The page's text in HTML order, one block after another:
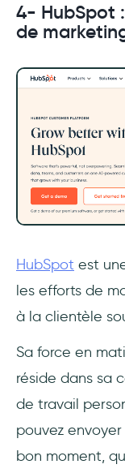
4- HubSpot
de
HubSpot est
les efforts de
à la clientèle
Sa force en
réside dans sa
de travail
pouvez
bon moment,